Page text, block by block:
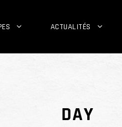
ACTUALITÉS
DAY